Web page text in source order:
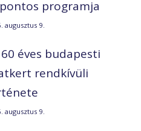
programja
augusztus 9.
éves budapesti
rendkívüli
augusztus 9.